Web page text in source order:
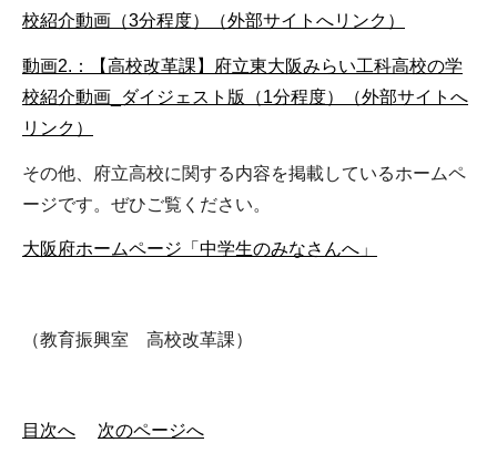
校紹介動画（3分程度）（外部サイトへリンク）
動画2.：【高校改革課】府立東大阪みらい工科高校の学
校紹介動画_ダイジェスト版（1分程度）（外部サイトへ
リンク）
その他、府立高校に関する内容を掲載しているホームペ
ージです。ぜひご覧ください。
大阪府ホームページ「中学生のみなさんへ」
（教育振興室 高校改革課）
目次へ 次のページへ